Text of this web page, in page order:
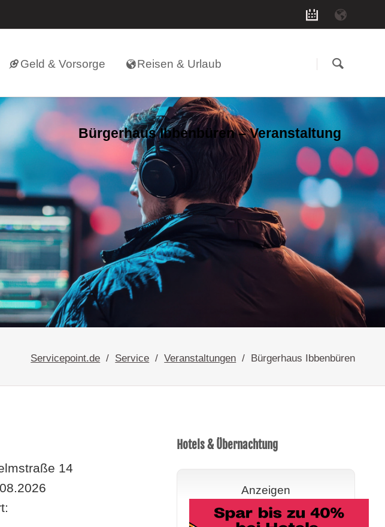
Geld & Vorsorge Reisen & Urlaub
Bürgerhaus Ibbenbüren – Veranstaltung
Servicepoint.de Service Veranstaltungen Bürgerhaus Ibbenbüren
14
Hotels & Übernachtung
Anzeigen